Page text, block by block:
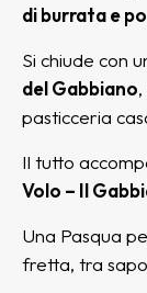
di burrata e
Si chiude con
del Gabbiano
pasticceria
Il tutto
Volo – Il
Una Pasqua
fretta, tra